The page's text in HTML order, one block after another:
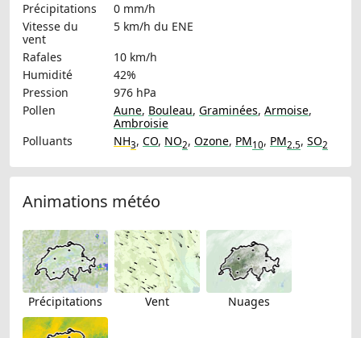
Précipitations
0 mm/h
Vitesse du
vent
5 km/h du ENE
Rafales
10 km/h
Humidité
42%
Pression
976 hPa
Pollen
Aune, Bouleau, Graminées, Armoise,
Ambroisie
Polluants
NH3, CO, NO2, Ozone, PM10, PM2.5, SO2
Animations météo
Précipitations Vent Nuages